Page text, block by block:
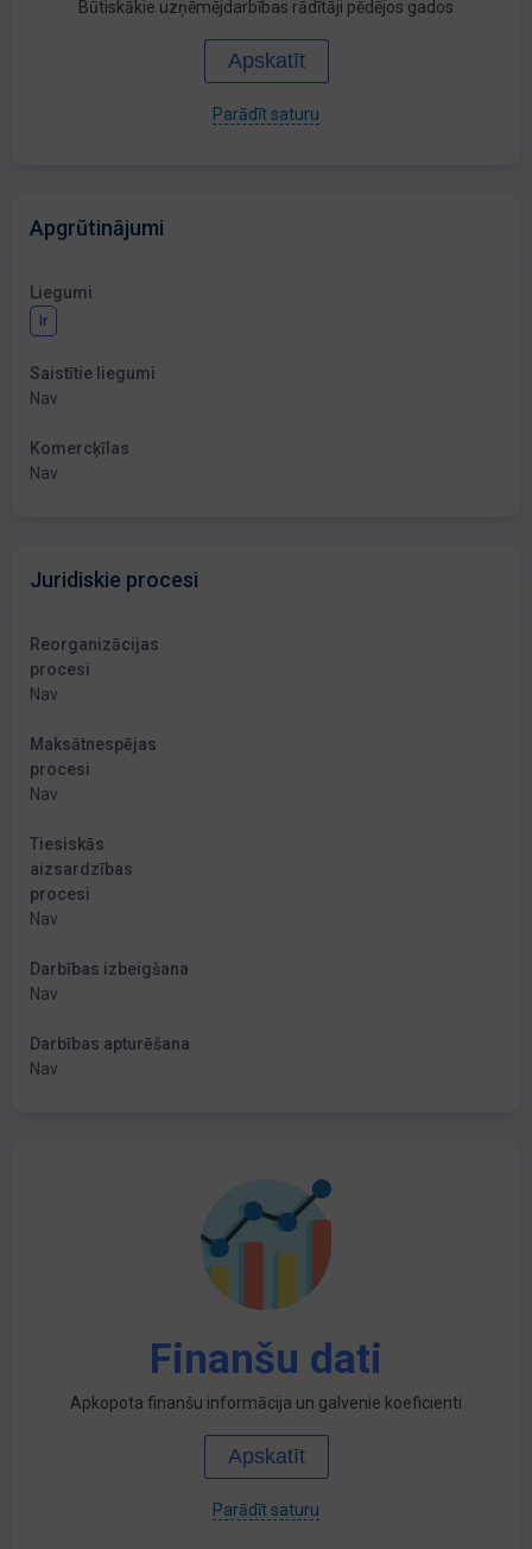
Būtiskākie uzņēmējdarbības rādītāji pēdējos gados
Apskatīt
Parādīt saturu
Apgrūtinājumi
Liegumi
Ir
Saistītie liegumi
Nav
Komercķīlas
Nav
Juridiskie procesi
Reorganizācijas
procesi
Nav
Maksātnespējas
procesi
Nav
Tiesiskās
aizsardzības
procesi
Nav
Darbības izbeigšana
Nav
Darbības apturēšana
Nav
Finanšu dati
Apkopota finanšu informācija un galvenie koeficienti
Apskatīt
Parādīt saturu